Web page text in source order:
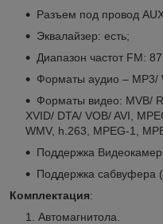
Разъем под провод
Эквалайзер: есть;
Диапазон частот FM:
Форматы аудио – MP3/
Форматы видео: MVB/
XVID/ DTA/ VOB/ AVI,
WMV, h.263, MPEG-1,
Поддержка
Поддержка сабвуфера
Комплектация:
Автомагнитола.